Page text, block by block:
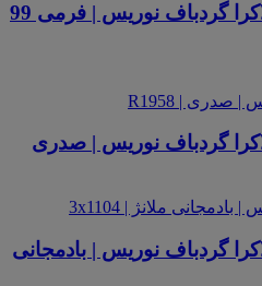
پارچه تریکو جودون 1/30 لاکرا گردباف نوریس | فرمی 99
تریکو جودون 1/30 لاکرا گردباف نوریس | بادمجانی